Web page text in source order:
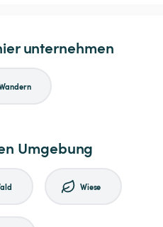
unternehmen
Umgebung
Wiese